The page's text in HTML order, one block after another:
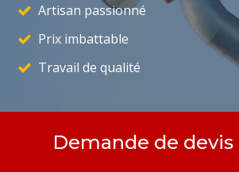
Artisan passionné
Prix imbattable
Travail de qualité
Demande de